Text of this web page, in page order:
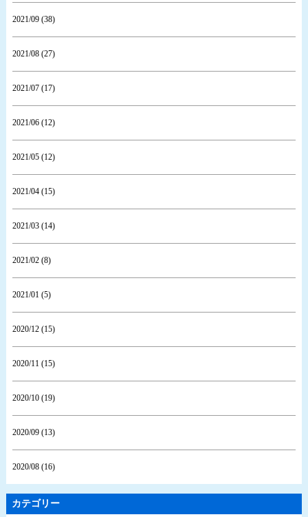
2021/09 (38)
2021/08 (27)
2021/07 (17)
2021/06 (12)
2021/05 (12)
2021/04 (15)
2021/03 (14)
2021/02 (8)
2021/01 (5)
2020/12 (15)
2020/11 (15)
2020/10 (19)
2020/09 (13)
2020/08 (16)
カテゴリー